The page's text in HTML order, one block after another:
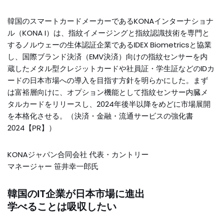
韓国のスマートカードメーカーであるKONAインターナショナ
ル（KONA I）は、指紋イメージングと指紋認識技術を専門と
するノルウェーの生体認証企業であるIDEX Biometricsと協業
し、国際ブランド決済（EMV決済）向けの指紋センサーを内
蔵したメタル型クレジットカードや社員証・学生証などのIDカ
ードの日本市場への導入を目指す方針を明らかにした。まず
は富裕層向けに、オプション機能として指紋センサー内臓メ
タルカードをリリースし、2024年後半以降をめどに市場展開
を本格化させる。
（決済・金融・流通サービスの強化書
2024【PR】）
KONAジャパン合同会社 代表・カントリー
マネージャー 笹井幸一郎氏
韓国のIT企業が日本市場に進出
学べることは吸収したい